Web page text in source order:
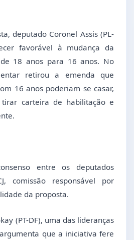
deputado Coronel Assis (PL-
favorável à mudança da
18 anos para 16 anos. No
retirou a emenda que
16 anos poderiam se casar,
tirar carteira de habilitação e
entre os deputados
comissão responsável por
da proposta.
(PT-DF), uma das lideranças
que a iniciativa fere